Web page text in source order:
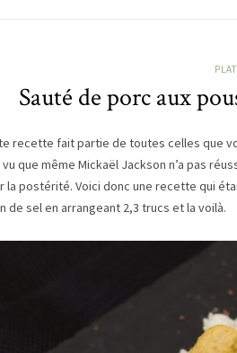
Sauté de porc aux
recette fait partie de toutes celles que
que même Mickaël Jackson n’a pas
la postérité. Voici donc une recette qui
de sel en arrangeant 2,3 trucs et la voilà.